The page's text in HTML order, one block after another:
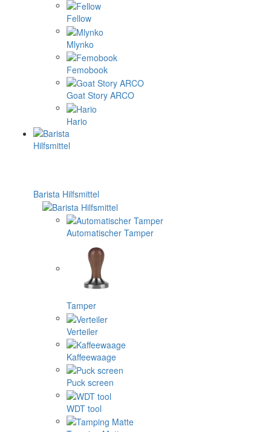
Fellow
Mlynko
Femobook
Goat Story ARCO
Hario
Barista Hilfsmittel
Automatischer Tamper
Tamper
Verteiler
Kaffeewaage
Puck screen
WDT tool